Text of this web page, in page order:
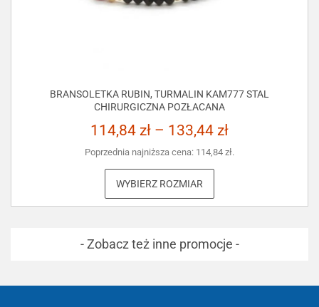
BRANSOLETKA RUBIN, TURMALIN KAM777 STAL
CHIRURGICZNA POZŁACANA
114,84 zł – 133,44 zł
Poprzednia najniższa cena: 114,84 zł.
WYBIERZ ROZMIAR
- Zobacz też inne promocje -